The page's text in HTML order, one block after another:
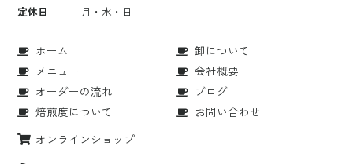
定休日
月・水・日
ホーム
メニュー
オーダーの流れ
焙煎度について
卸について
会社概要
ブログ
お問い合わせ
オンラインショップ